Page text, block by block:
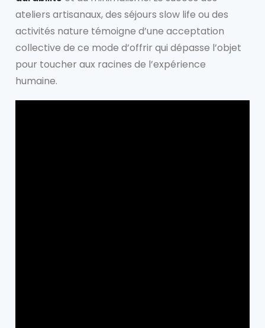
ateliers artisanaux, des séjours slow life ou des
activités nature témoigne d’une acceptation
collective de ce mode d’offrir qui dépasse l’objet
pour toucher aux racines de l’expérience
humaine.